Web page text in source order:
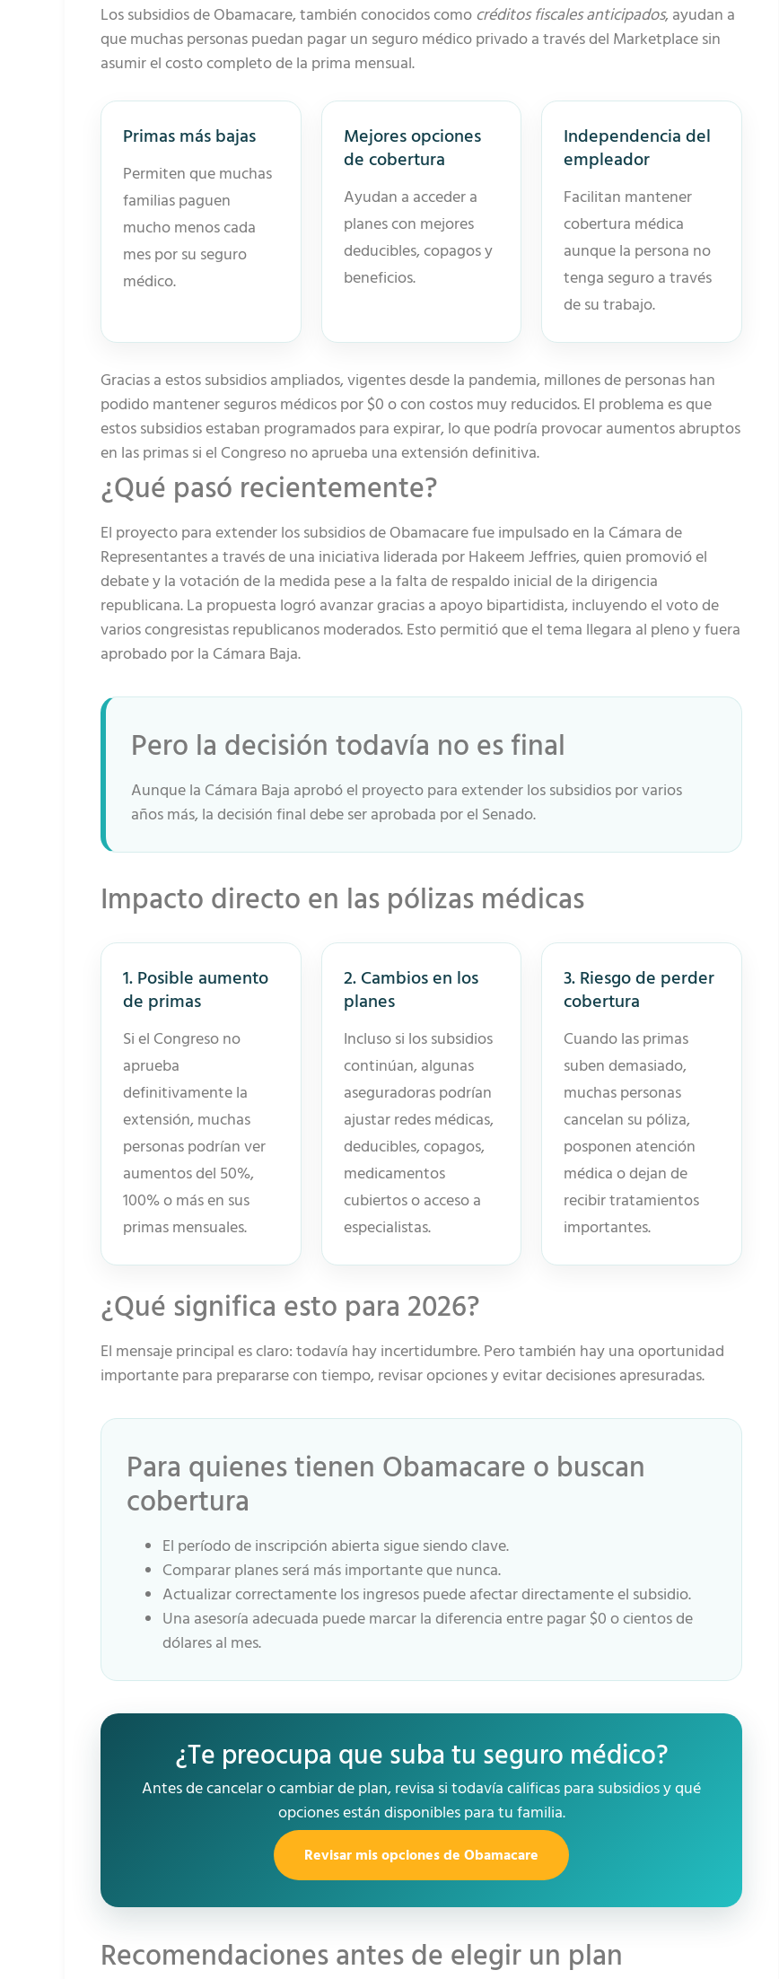
Los subsidios de Obamacare, también conocidos como créditos fiscales anticipados, ayudan a
que muchas personas puedan pagar un seguro médico privado a través del Marketplace sin
asumir el costo completo de la prima mensual.
Primas más bajas
Permiten que muchas
familias paguen
mucho menos cada
mes por su seguro
médico.
Mejores opciones
de cobertura
Ayudan a acceder a
planes con mejores
deducibles, copagos y
beneficios.
Independencia del
empleador
Facilitan mantener
cobertura médica
aunque la persona no
tenga seguro a través
de su trabajo.
Gracias a estos subsidios ampliados, vigentes desde la pandemia, millones de personas han
podido mantener seguros médicos por $0 o con costos muy reducidos. El problema es que
estos subsidios estaban programados para expirar, lo que podría provocar aumentos abruptos
en las primas si el Congreso no aprueba una extensión definitiva.
¿Qué pasó recientemente?
El proyecto para extender los subsidios de Obamacare fue impulsado en la Cámara de
Representantes a través de una iniciativa liderada por Hakeem Jeffries, quien promovió el
debate y la votación de la medida pese a la falta de respaldo inicial de la dirigencia
republicana. La propuesta logró avanzar gracias a apoyo bipartidista, incluyendo el voto de
varios congresistas republicanos moderados. Esto permitió que el tema llegara al pleno y fuera
aprobado por la Cámara Baja.
Pero la decisión todavía no es final
Aunque la Cámara Baja aprobó el proyecto para extender los subsidios por varios
años más, la decisión final debe ser aprobada por el Senado.
Impacto directo en las pólizas médicas
1. Posible aumento
de primas
Si el Congreso no
aprueba
definitivamente la
extensión, muchas
personas podrían ver
aumentos del 50%,
100% o más en sus
primas mensuales.
2. Cambios en los
planes
Incluso si los subsidios
continúan, algunas
aseguradoras podrían
ajustar redes médicas,
deducibles, copagos,
medicamentos
cubiertos o acceso a
especialistas.
3. Riesgo de perder
cobertura
Cuando las primas
suben demasiado,
muchas personas
cancelan su póliza,
posponen atención
médica o dejan de
recibir tratamientos
importantes.
¿Qué significa esto para 2026?
El mensaje principal es claro: todavía hay incertidumbre. Pero también hay una oportunidad
importante para prepararse con tiempo, revisar opciones y evitar decisiones apresuradas.
Para quienes tienen Obamacare o buscan
cobertura
El período de inscripción abierta sigue siendo clave.
Comparar planes será más importante que nunca.
Actualizar correctamente los ingresos puede afectar directamente el subsidio.
Una asesoría adecuada puede marcar la diferencia entre pagar $0 o cientos de
dólares al mes.
¿Te preocupa que suba tu seguro médico?
Antes de cancelar o cambiar de plan, revisa si todavía calificas para subsidios y qué
opciones están disponibles para tu familia.
Revisar mis opciones de Obamacare
Recomendaciones antes de elegir un plan